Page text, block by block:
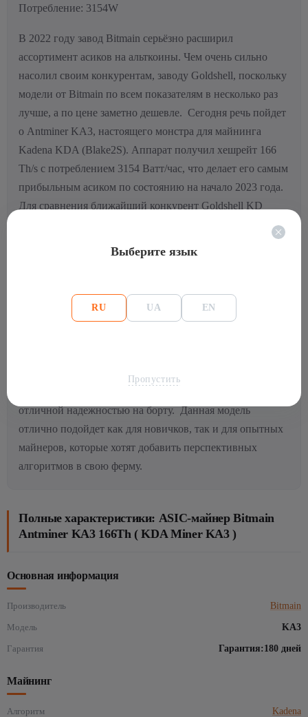
Потребление: 3154W
В 2022 году завод Bitmain серьёзно расширил
ассортимент асиков на альткоины. Чем очень сильно
насолил своим конкурентам, заводу Goldshell, поскольку
модели от Bitmain по всем показателям в несколько раз
лучше, а по цене заметно дешевле. Сегодня речь пойдет
о Antminer KA3, настоящего монстра для майнинга
Kadena KDA (Blake2S). Аппарат получил хешрейт 166
Th/s с потреблением 3154 Ватт/час, что делает его самым
прибыльным асиком по состоянию на начало 2023 года.
Для сравнения ближайший конкурент Goldshell KD
MAX имеет хешрейт 40 Th/s с потреблением 3350 Ватт/
используется для оплаты вычислений в публичной сети
это токен, в котором майнеры получают компенсацию за
блоки майнинга в сети, и это комиссия за транзакцию,
но по компоновке это все тот же асик 19ой серии, с
отличной надежностью на борту. Данная модель
отлично подойдет как для новичков, так и для опытных
майнеров, которые хотят добавить перспективных
алгоритмов в свою ферму.
Полные характеристики: ASIC-майнер Bitmain
Antminer KA3 166Th ( KDA Miner KA3 )
Основная информация
Производитель Bitmain
Модель KA3
Гарантия Гарантия:180 дней
Майнинг
Алгоритм Kadena
Выберите язык
RU UA EN
Пропустить